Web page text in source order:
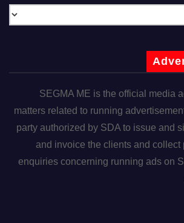
SEGMA ME is the official media
matters related to running
party authorized by SDA to issue and
and invoice the clients and collect
enquiries concerning running ads on